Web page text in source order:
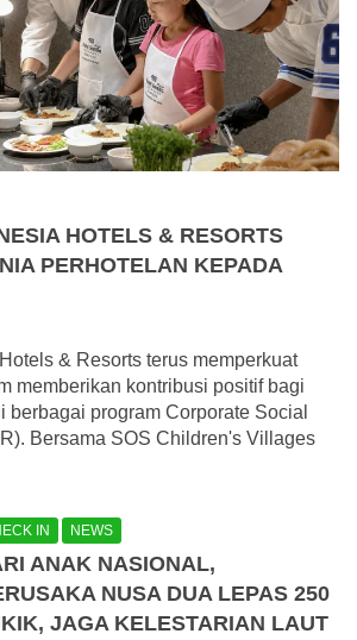
HOTELS & RESORTS
PERHOTELAN KEPADA
& Resorts terus memperkuat
memberikan kontribusi positif bagi
berbagai program Corporate Social
Bersama SOS Children's Villages
IN NEWS
ANAK NASIONAL,
NUSA DUA LEPAS 250
JAGA KELESTARIAN LAUT